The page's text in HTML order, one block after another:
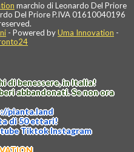
marchio di Leonardo Del Priore
Del Priore P.IVA 01610040196
- Powered byUma Innovation -
di benessere, in Italia!
abbandonati. Se non ora
pianta.land
di 50 ettari!
TiktokInstagram